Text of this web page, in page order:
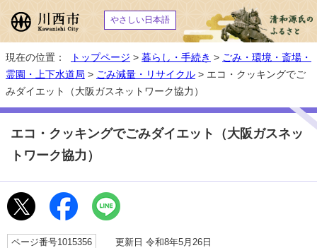
やさしい日本語
現在の位置： トップページ > 暮らし・手続き > ごみ・環境・斎場・
霊園・上下水道局 > ごみ減量・リサイクル > エコ・クッキングでご
みダイエット（大阪ガスネットワーク協力）
エコ・クッキングでごみダイエット（大阪ガスネッ
トワーク協力）
ページ番号1015356 更新日 令和8年5月26日